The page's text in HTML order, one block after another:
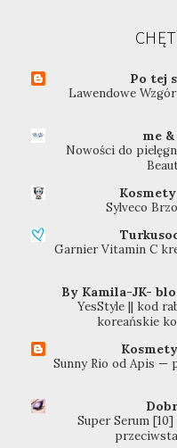
Po tej
Lawendowe
me
Nowości do
Sylveco
Garnier Vitamin C
By Kamila-JK-
YesStyle || kod
koreańskie
Sunny Rio od Apis —
Super Serum